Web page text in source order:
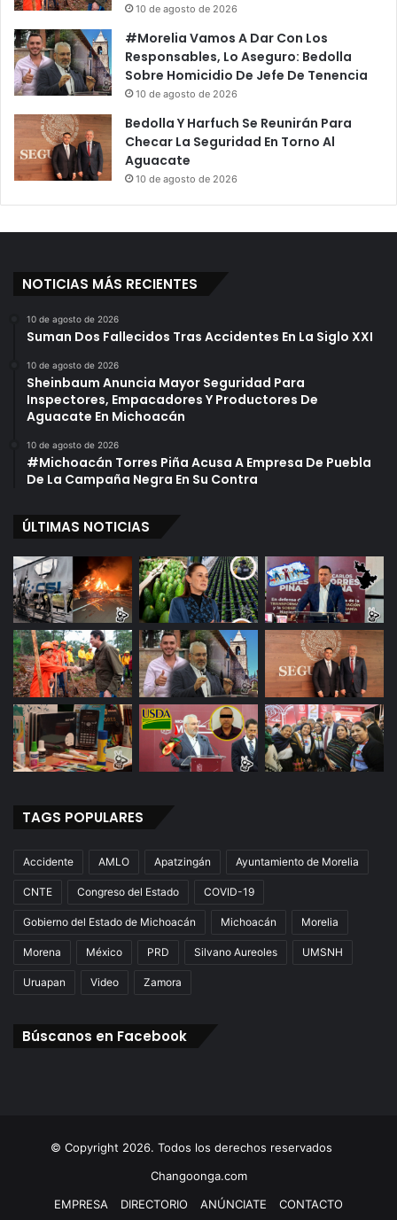
10 de agosto de 2026
#Morelia Vamos A Dar Con Los
Responsables, Lo Aseguro: Bedolla
Sobre Homicidio De Jefe De Tenencia
10 de agosto de 2026
Bedolla Y Harfuch Se Reunirán Para
Checar La Seguridad En Torno Al
Aguacate
10 de agosto de 2026
NOTICIAS MÁS RECIENTES
10 de agosto de 2026
Suman Dos Fallecidos Tras Accidentes En La Siglo XXI
10 de agosto de 2026
Sheinbaum Anuncia Mayor Seguridad Para
Inspectores, Empacadores Y Productores De
Aguacate En Michoacán
10 de agosto de 2026
#Michoacán Torres Piña Acusa A Empresa De Puebla
De La Campaña Negra En Su Contra
ÚLTIMAS NOTICIAS
TAGS POPULARES
Accidente AMLO Apatzingán Ayuntamiento de Morelia
CNTE Congreso del Estado COVID-19
Gobierno del Estado de Michoacán Michoacán Morelia
Morena México PRD Silvano Aureoles UMSNH
Uruapan Video Zamora
Búscanos en Facebook
© Copyright 2026. Todos los derechos reservados
Changoonga.com
EMPRESA
DIRECTORIO ANÚNCIATE CONTACTO